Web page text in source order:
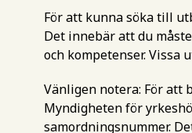
För att kunna söka till
Det innebär att du
och kompetenser. Vissa
Vänligen notera: För att
Myndigheten för
samordningsnummer.